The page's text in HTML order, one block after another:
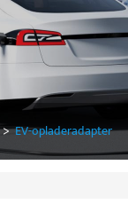
EV-opladeradapter